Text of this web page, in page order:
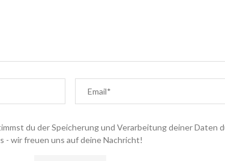
du der Speicherung und Verarbeitung deiner Daten
- wir freuen uns auf deine Nachricht!